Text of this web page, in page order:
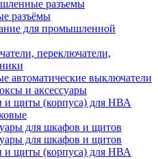
разъемы
разъёмы
для промышленной
переключатели,
автоматические выключатели
и аксессуары
щиты (корпуса) для НВА
для шкафов и щитов
для шкафов и щитов
щиты (корпуса) для НВА